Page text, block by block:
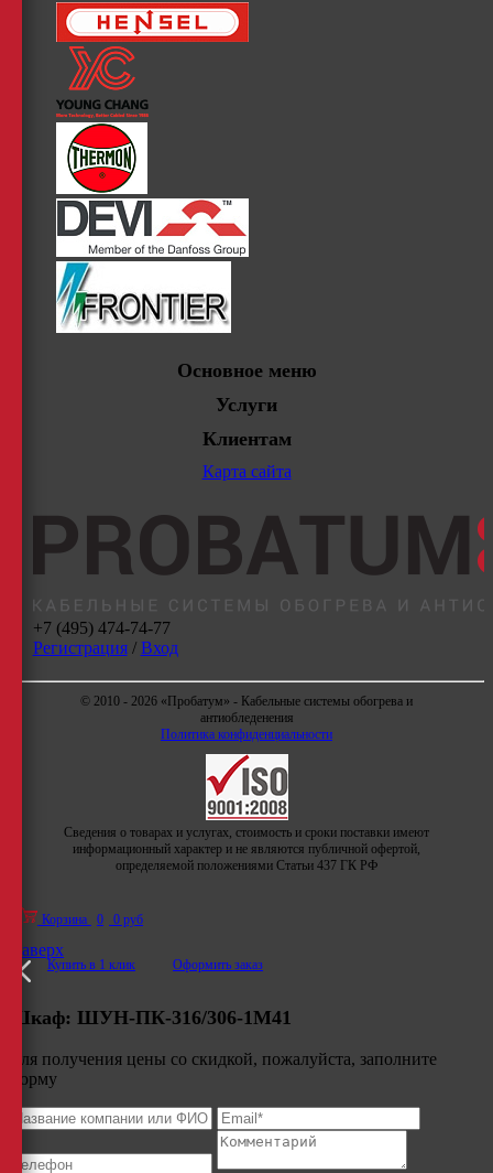
Основное меню
Услуги
Клиентам
Карта сайта
+7 (495) 474-74-77
Регистрация/ Вход
© 2010 - 2026 «Пробатум» - Кабельные системы обогрева и
антиобледенения
Политика конфиденциальности
Сведения о товарах и услугах, стоимость и сроки поставки имеют
информационный характер и не являются публичной офертой,
определяемой положениями Статьи 437 ГК РФ
Корзина 0 0 руб
Купить в 1 клик Оформить заказ
Наверх
Шкаф: ШУН-ПК-316/306-1М41
Для получения цены со скидкой, пожалуйста, заполните
форму